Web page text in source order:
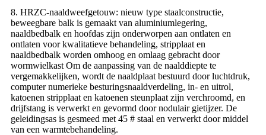
8. HRZC-naaldweefgetouw: nieuw type staalconstructie,
beweegbare balk is gemaakt van aluminiumlegering,
naaldbedbalk en hoofdas zijn onderworpen aan ontlaten en
ontlaten voor kwalitatieve behandeling, stripplaat en
naaldbedbalk worden omhoog en omlaag gebracht door
wormwielkast Om de aanpassing van de naalddiepte te
vergemakkelijken, wordt de naaldplaat bestuurd door luchtdruk,
computer numerieke besturingsnaaldverdeling, in- en uitrol,
katoenen stripplaat en katoenen steunplaat zijn verchroomd, en
drijfstang is verwerkt en gevormd door nodulair gietijzer. De
geleidingsas is gesmeed met 45 # staal en verwerkt door middel
van een warmtebehandeling.